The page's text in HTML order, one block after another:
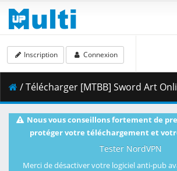
Inscription Connexion
/ Télécharger [MTBB] Sword Art Onlineː Alicization - War of Underworld - 05 [8BED650A].mkv.002 (
Nous vous conseillons fortement de
protéger votre téléchargement et
Tester NordVPN
Merci de désactiver votre logiciel anti-pub